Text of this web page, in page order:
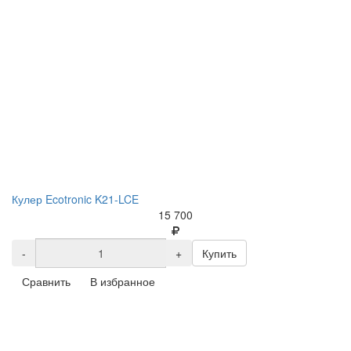
Кулер Ecotronic K21-LCE
15 700
- +
Купить
Сравнить
В избранное